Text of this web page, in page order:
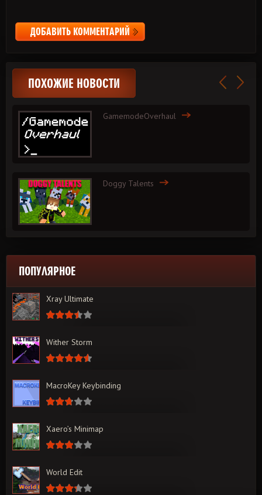
ДОБАВИТЬ КОММЕНТАРИЙ
ПОХОЖИЕ НОВОСТИ
GamemodeOverhaul
Doggy Talents
ПОПУЛЯРНОЕ
Xray Ultimate
Wither Storm
MacroKey Keybinding
Xaero’s Minimap
World Edit